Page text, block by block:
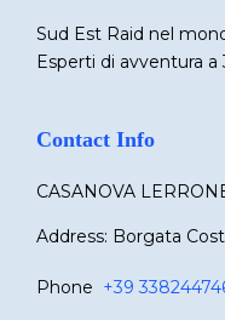
Sud Est Raid nel
Esperti di avventura a
Contact Info
CASANOVA
Address: Borgata
Phone +39